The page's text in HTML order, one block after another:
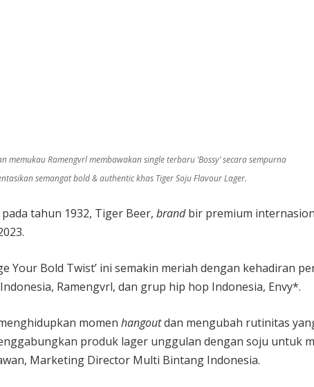
memukau Ramengvrl membawakan single terbaru ‘Bossy’ secara sempurna
semangat bold & authentic khas Tiger Soju Flavour Lager.
tahun 1932, Tiger Beer, brandbir premium
Your Bold Twist’ ini semakin meriah dengan kehadiran
Ramengvrl, dan grup hip hop Indonesia, Envy*.
momen hangoutdan mengubah rutinitas
produk lager unggulan dengan soju untuk
Marketing Director Multi Bintang Indonesia.